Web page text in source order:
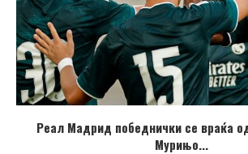
Реал Мадрид победнички се враќа
Мурињо...